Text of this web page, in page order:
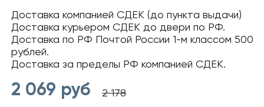
Доставка компанией СДЕК (до пункта выдачи)
Доставка курьером СДЕК до двери по РФ.
Доставка по РФ Почтой России 1-м классом 500
рублей.
Доставка за пределы РФ компанией СДЕК.
2 069 руб 2 178